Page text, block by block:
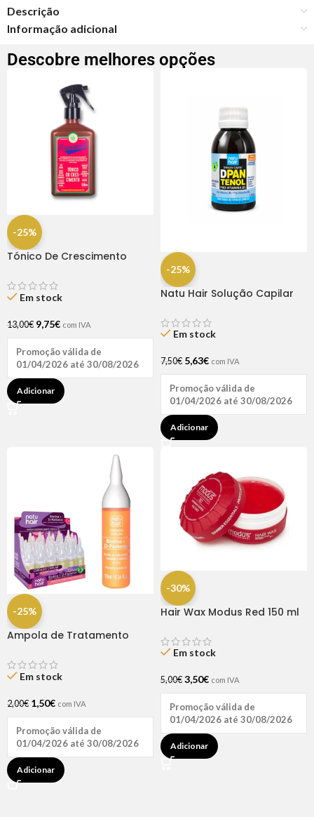
Descrição
Informação adicional
Descobre melhores opções
-25%
Tónico De Crescimento
Em stock
13,00€ 9,75€ com IVA
Promoção válida de
01/04/2026 até 30/08/2026
Adicionar
-25%
Natu Hair Solução Capilar
Em stock
7,50€ 5,63€ com IVA
Promoção válida de
01/04/2026 até 30/08/2026
Adicionar
-25%
Ampola de Tratamento
Hair (1 UNIDADE)
Em stock
2,00€ 1,50€ com IVA
Promoção válida de
01/04/2026 até 30/08/2026
Adicionar
-30%
Hair Wax Modus Red 150 ml
Em stock
5,00€ 3,50€ com IVA
Promoção válida de
01/04/2026 até 30/08/2026
Adicionar